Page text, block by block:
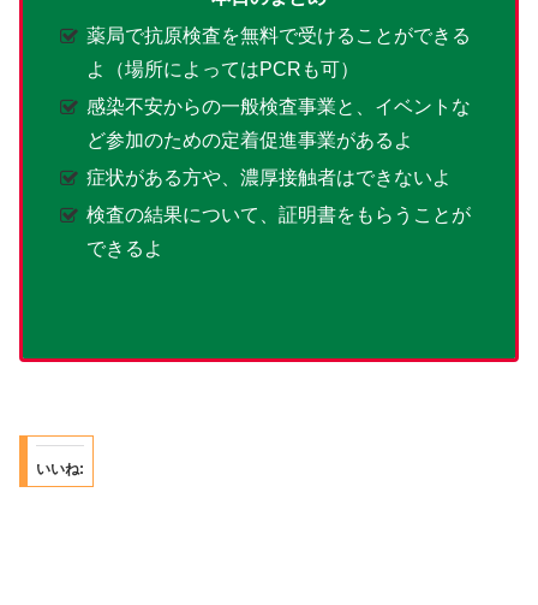
薬局で抗原検査を無料で受けることができる
よ（場所によってはPCRも可）
感染不安からの一般検査事業と、イベントな
ど参加のための定着促進事業があるよ
症状がある方や、濃厚接触者はできないよ
検査の結果について、証明書をもらうことが
できるよ
いいね: